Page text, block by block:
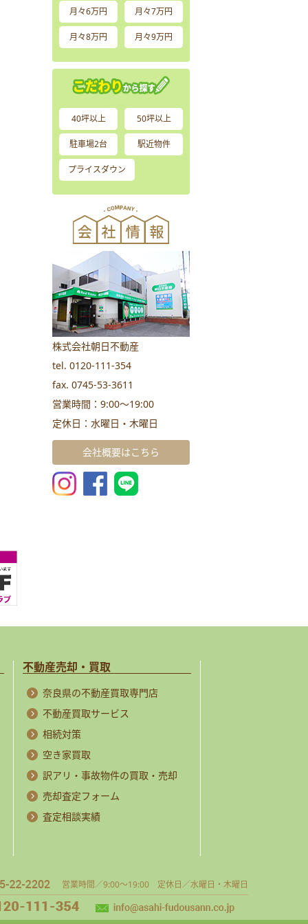
月々6万円 月々7万円
月々8万円 月々9万円
40坪以上 50坪以上
駐車場2台 駅近物件
プライスダウン
株式会社朝日不動産
tel. 0120-111-354
fax. 0745-53-3611
営業時間：9:00～19:00
定休日：水曜日・木曜日
会社概要はこちら
不動産売却・買取
奈良県の不動産買取専門店
不動産買取サービス
相続対策
空き家買取
訳アリ・事故物件の買取・売却
売却査定フォーム
査定相談実績
営業時間／9:00～19:00 定休日／水曜日・木曜日